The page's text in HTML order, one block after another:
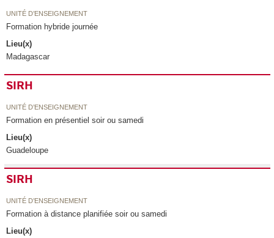
UNITÉ D’ENSEIGNEMENT
Formation hybride journée
Lieu(x)
Madagascar
SIRH
UNITÉ D’ENSEIGNEMENT
Formation en présentiel soir ou samedi
Lieu(x)
Guadeloupe
SIRH
UNITÉ D’ENSEIGNEMENT
Formation à distance planifiée soir ou samedi
Lieu(x)